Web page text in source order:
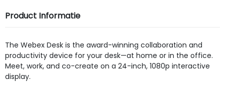
Product Informatie
The Webex Desk is the award-winning collaboration and
productivity device for your desk—at home or in the office.
Meet, work, and co-create on a 24-inch, 1080p interactive
display.